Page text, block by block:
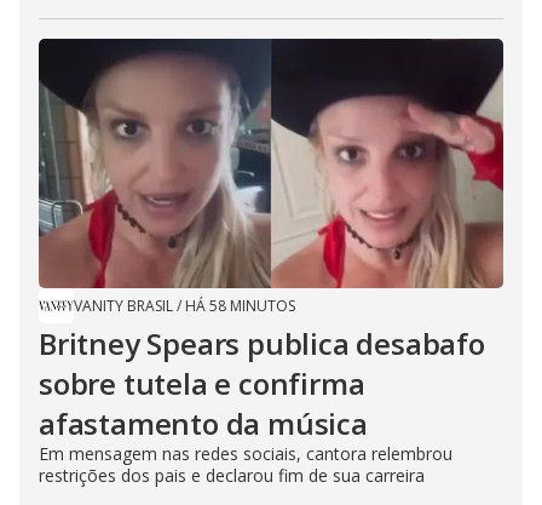
VANITY BRASIL/ HÁ 58 MINUTOS
Britney Spears publica desabafo
sobre tutela e confirma
afastamento da música
Em mensagem nas redes sociais, cantora relembrou
restrições dos pais e declarou fim de sua carreira